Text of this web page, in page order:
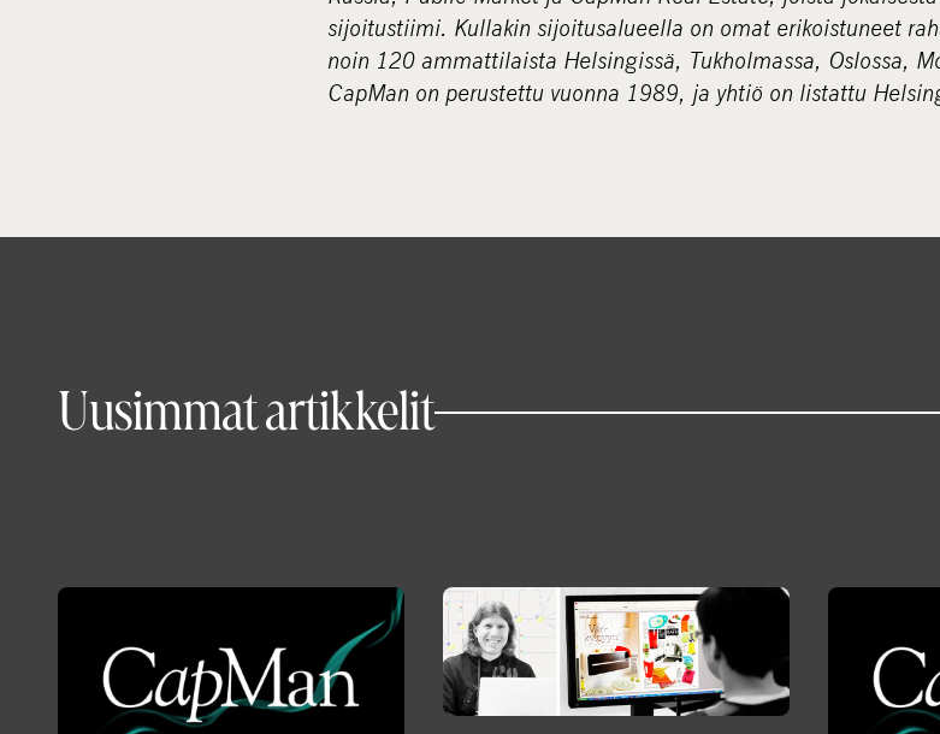
sijoitustiimi. Kullakin sijoitusalueella on omat erikoistuneet
noin 120 ammattilaista Helsingissä, Tukholmassa, Oslossa,
CapMan on perustettu vuonna 1989, ja yhtiö on listattu
Uusimmat artikkelit